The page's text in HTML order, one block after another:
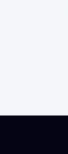
Comfortabel